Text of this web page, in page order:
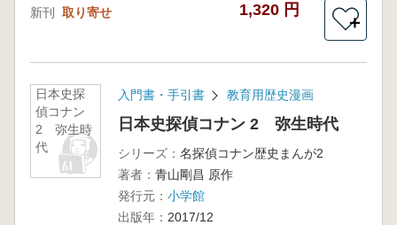
新刊 取り寄せ 1,320 円
＋
日本史探
偵コナン
2 弥生時
代
入門書・手引書 教育用歴史漫画
日本史探偵コナン 2 弥生時代
シリーズ： 名探偵コナン歴史まんが2
著者： 青山剛昌 原作
発行元： 小学館
出版年： 2017/12